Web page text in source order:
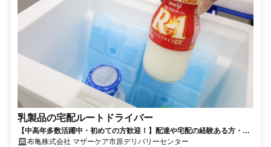
乳製品の宅配ルートドライバー
【中高年多数活躍中・初めての方歓迎！】配達や宅配の経験ある方・好
きな方歓迎
布亀株式会社 マザーケア市原デリバリーセンター